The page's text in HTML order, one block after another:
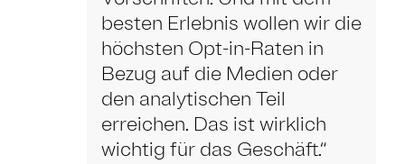
besten Erlebnis wollen wir die
höchsten Opt-in-Raten in
Bezug auf die Medien oder
den analytischen Teil
erreichen. Das ist wirklich
wichtig für das Geschäft.“